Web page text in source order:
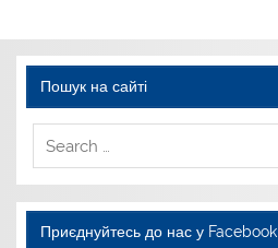
Пошук на сайті
Приєднуйтесь до нас у Facebook